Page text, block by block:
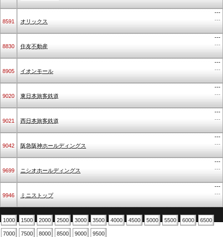
8591 オリックス
---
---
8830 住友不動産
---
---
8905 イオンモール
---
---
9020 東日本旅客鉄道
---
---
9021 西日本旅客鉄道
---
---
9042 阪急阪神ホールディングス
---
---
9699 ニシオホールディングス
---
---
9946 ミニストップ
---
---
1000 1500 2000 2500 3000 3500 4000 4500 5000 5500 6000 6500
7000 7500 8000 8500 9000 9500